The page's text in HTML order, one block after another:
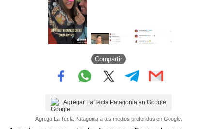
Compartir
Agregar La Tecla Patagonia en Google
Agrega La Tecla Patagonia a tus medios preferidos en Google.